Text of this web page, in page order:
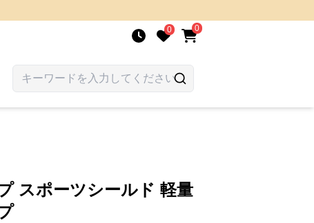
0 0
スポーツシールド 軽量